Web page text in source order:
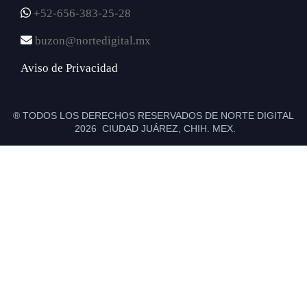
+52-656-383-25-28
buzon@nortedigital.mx
Aviso de Privacidad
® TODOS LOS DERECHOS RESERVADOS DE NORTE DIGITAL
2026 CIUDAD JUÁREZ, CHIH. MEX.